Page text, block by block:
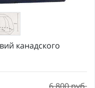
канадского
6 800 руб.